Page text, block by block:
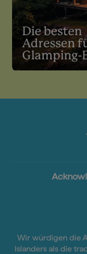
Die besten
Adressen
Glamping-
Wir würdigen die
Islanders als die